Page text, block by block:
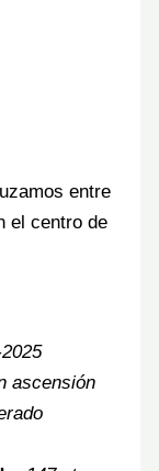
entre
el centro de
ascensión